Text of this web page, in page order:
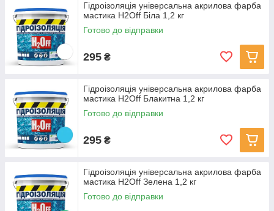
Гідроізоляція універсальна акрилова фарба
мастика H2Off Біла 1,2 кг
Готово до відправки
295 ₴
Гідроізоляція універсальна акрилова фарба
мастика H2Off Блакитна 1,2 кг
Готово до відправки
295 ₴
Гідроізоляція універсальна акрилова фарба
мастика H2Off Зелена 1,2 кг
Готово до відправки